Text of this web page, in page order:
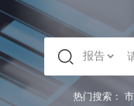
热门搜索：